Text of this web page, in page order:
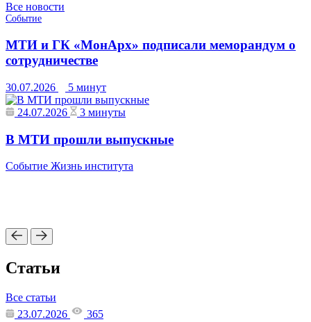
Все новости
Событие
МТИ и ГК «МонАрх» подписали меморандум о
сотрудничестве
30.07.2026 5 минут
24.07.2026 3 минуты
В МТИ прошли выпускные
Событие Жизнь института
Статьи
Все статьи
23.07.2026
365